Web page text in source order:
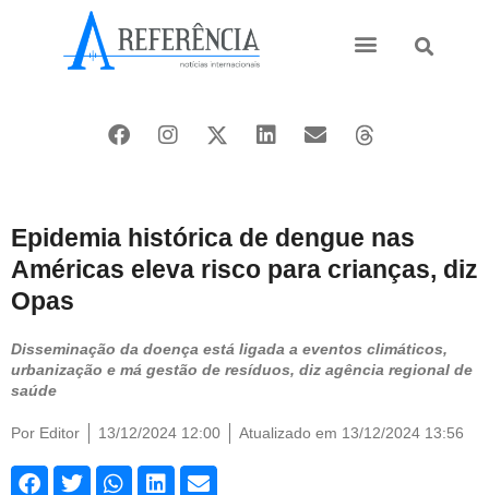
Epidemia histórica de dengue nas
Américas eleva risco para crianças, diz
Opas
Disseminação da doença está ligada a eventos climáticos,
urbanização e má gestão de resíduos, diz agência regional de
saúde
Por Editor 13/12/2024 12:00 Atualizado em 13/12/2024 13:56